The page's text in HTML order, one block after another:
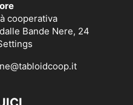
cooperativa
Bande Nere, 24